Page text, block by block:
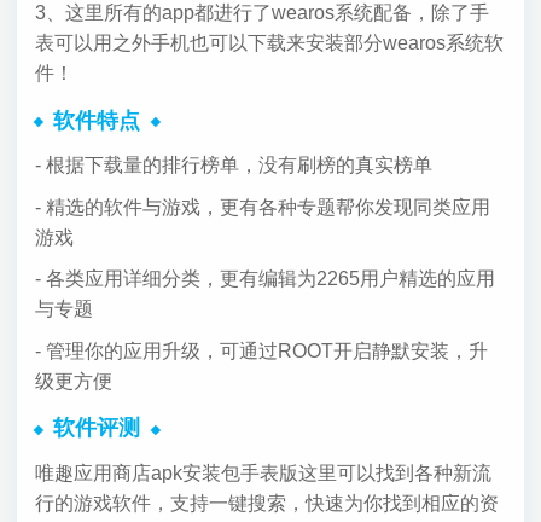
3、这里所有的app都进行了wearos系统配备，除了手
表可以用之外手机也可以下载来安装部分wearos系统软
件！
软件特点
- 根据下载量的排行榜单，没有刷榜的真实榜单
- 精选的软件与游戏，更有各种专题帮你发现同类应用
游戏
- 各类应用详细分类，更有编辑为2265用户精选的应用
与专题
- 管理你的应用升级，可通过ROOT开启静默安装，升
级更方便
软件评测
唯趣应用商店apk安装包手表版这里可以找到各种新流
行的游戏软件，支持一键搜索，快速为你找到相应的资